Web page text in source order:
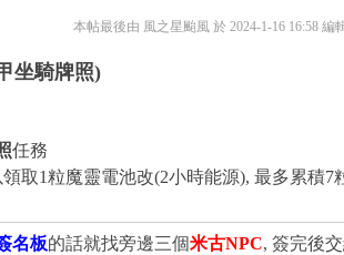
本帖最後由 風之星颱風 於 2024-1-16 16:58 編
坐騎牌照)
任務
取1粒魔靈電池改(2小時能源), 最多累積7
名板的話就找旁邊三個米古NPC, 簽完後